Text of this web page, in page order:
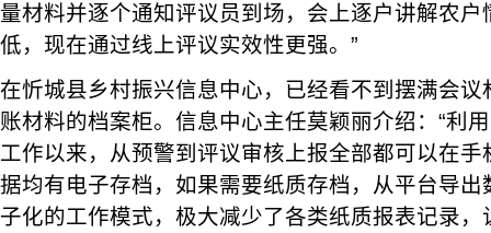
量材料并逐个通知评议员到场，会上逐户讲解农
低，现在通过线上评议实效性更强。”
在忻城县乡村振兴信息中心，已经看不到摆满会
账材料的档案柜。信息中心主任莫颖丽介绍：“利
工作以来，从预警到评议审核上报全部都可以在
据均有电子存档，如果需要纸质存档，从平台导出
子化的工作模式，极大减少了各类纸质报表记录